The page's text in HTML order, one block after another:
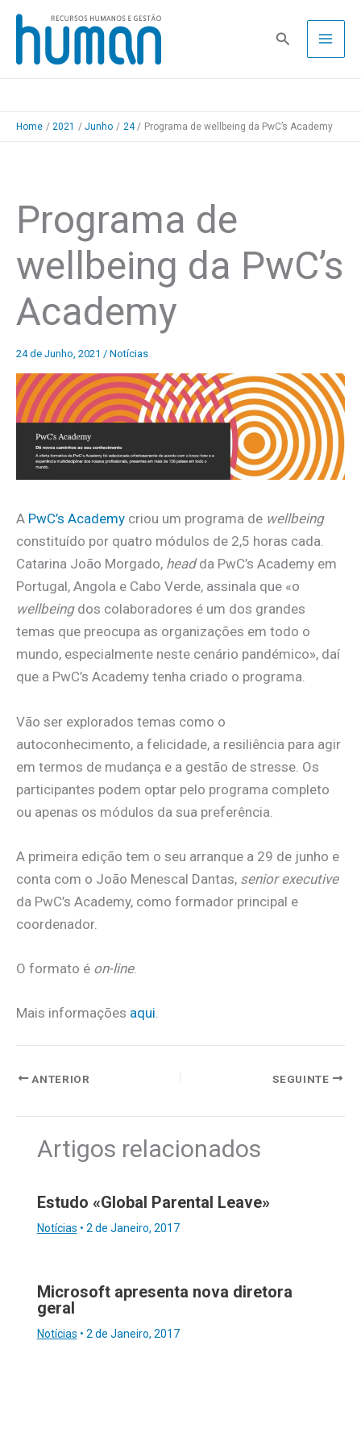
Skip
content
Pesquisa
Home 2021 Junho 24 Programa de wellbeing da PwC’s Academy
Programa de
wellbeing da PwC’s
Academy
24 de Junho, 2021 / Notícias
A PwC’s Academy criou um programa de wellbeing
constituído por quatro módulos de 2,5 horas cada.
Catarina João Morgado, headda PwC’s Academy em
Portugal, Angola e Cabo Verde, assinala que «o
wellbeingdos colaboradores é um dos grandes
temas que preocupa as organizações em todo o
mundo, especialmente neste cenário pandémico», daí
que a PwC’s Academy tenha criado o programa.
Vão ser explorados temas como o
autoconhecimento, a felicidade, a resiliência para agir
em termos de mudança e a gestão de stresse. Os
participantes podem optar pelo programa completo
ou apenas os módulos da sua preferência.
A primeira edição tem o seu arranque a 29 de junho e
conta com o João Menescal Dantas, senior executive
da PwC’s Academy, como formador principal e
coordenador.
O formato é on-line.
Mais informações aqui.
ANTERIOR SEGUINTE
Artigos relacionados
Estudo «Global Parental Leave»
Notícias • 2 de Janeiro, 2017
Microsoft apresenta nova diretora
geral
Notícias • 2 de Janeiro, 2017